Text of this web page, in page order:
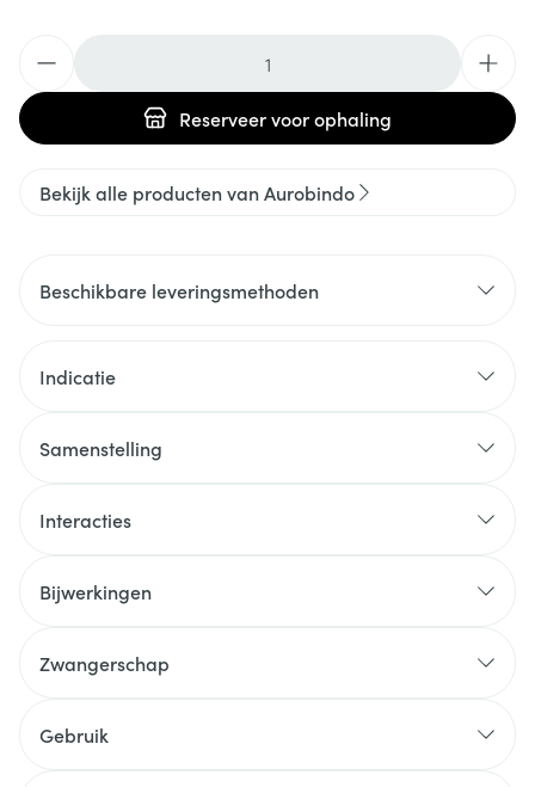
Reserveervoor ophaling
Bekijk alle producten van Aurobindo
Beschikbare leveringsmethoden
Indicatie
Samenstelling
Interacties
Bijwerkingen
Zwangerschap
Gebruik